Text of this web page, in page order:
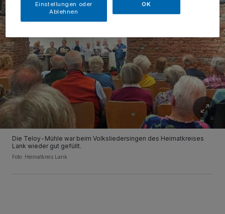
Die Teloy-Mühle war beim Volksliedersingen des Heimatkreises
Lank wieder gut gefüllt.
Foto: Heimatkreis Lank
Einstellungen oder
Ablehnen
OK